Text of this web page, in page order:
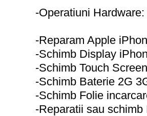
-Operatiuni Hardware:
-Reparam Apple
-Schimb Display
-Schimb Touch
-Schimb Baterie 2G
-Schimb Folie
-Reparatii sau schimb